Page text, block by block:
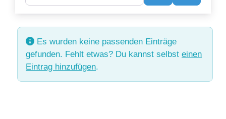
Es wurden keine passenden Einträge
gefunden. Fehlt etwas? Du kannst selbst einen
Eintrag hinzufügen.